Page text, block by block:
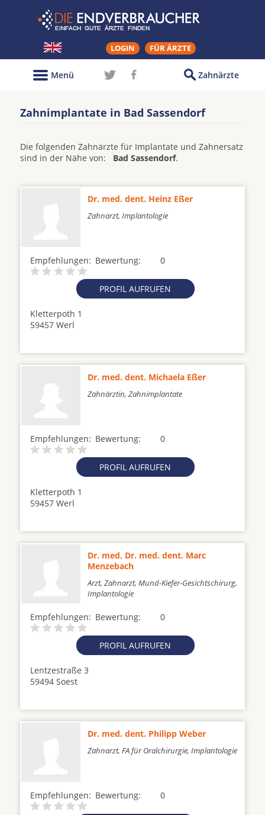
LOGIN FÜR ÄRZTE
Zahnärzte
Menü
Zahnimplantate in Bad Sassendorf
Die folgenden Zahnärzte für Implantate und Zahnersatz
sind in der Nähe von: Bad Sassendorf.
Dr. med. dent. Heinz Eßer
Zahnarzt, Implantologie
Empfehlungen: 0
Bewertung:
PROFIL AUFRUFEN
Kletterpoth 1
59457 Werl
Dr. med. dent. Michaela Eßer
Zahnärztin, Zahnimplantate
Empfehlungen: 0
Bewertung:
PROFIL AUFRUFEN
Kletterpoth 1
59457 Werl
Dr. med. Dr. med. dent. Marc
Menzebach
Arzt, Zahnarzt, Mund-Kiefer-Gesichtschirurg,
Implantologie
Empfehlungen: 0
Bewertung:
PROFIL AUFRUFEN
Lentzestraße 3
59494 Soest
Dr. med. dent. Philipp Weber
Zahnarzt, FA für Oralchirurgie, Implantologie
Empfehlungen: 0
Bewertung: